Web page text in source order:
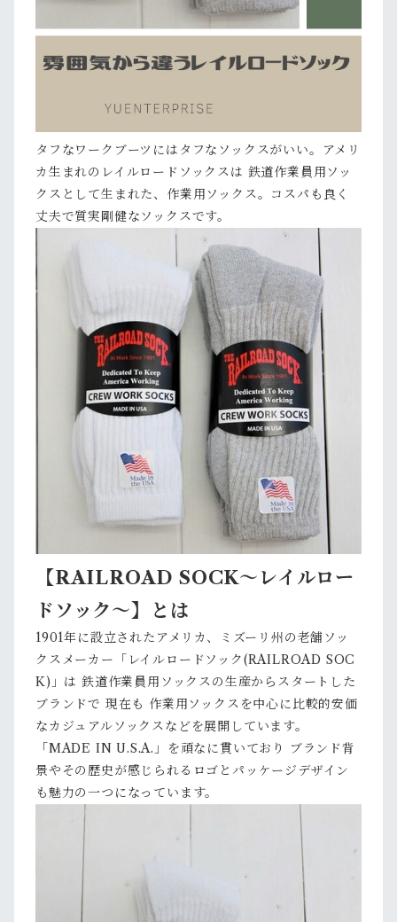
タフなワークブーツにはタフなソックスがいい。アメリ
カ生まれのレイルロードソックスは 鉄道作業員用ソッ
クスとして生まれた、作業用ソックス。コスパも良く
丈夫で質実剛健なソックスです。
【RAILROAD SOCK〜レイルロー
ドソック〜】とは
1901年に設立されたアメリカ、ミズーリ州の老舗ソッ
クスメーカー「レイルロードソック(RAILROAD SOC
K)」は 鉄道作業員用ソックスの生産からスタートした
ブランドで 現在も 作業用ソックスを中心に比較的安価
なカジュアルソックスなどを展開しています。
「MADE IN U.S.A.」を頑なに貫いており ブランド背
景やその歴史が感じられるロゴとパッケージデザイン
も魅力の一つになっています。